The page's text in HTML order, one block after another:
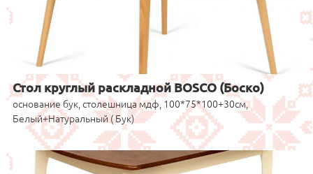
Стол круглый раскладной BOSCO (Боско)
основание бук, столешница мдф, 100*75*100+30см,
Белый+Натуральный ( Бук)